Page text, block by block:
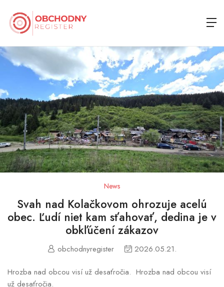
News
Svah nad Kolačkovom ohrozuje acelú
obec. Ľudí niet kam sťahovať, dedina je v
obkľúčení zákazov
obchodnyregister 2026.05.21.
Hrozba nad obcou visí už desaťročia. Hrozba nad obcou visí
už desaťročia.